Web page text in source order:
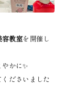
容教室を開催し
かに✨
ださいました